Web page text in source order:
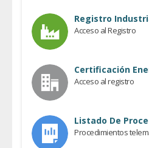
Registro
Acceso al Registro
Certificación
Acceso al registro
Listado De
Procedimientos